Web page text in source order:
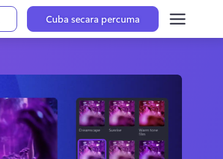
Cuba secara percuma